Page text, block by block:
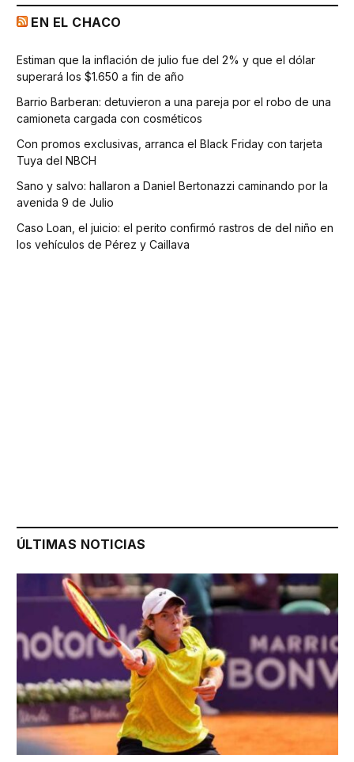
EN EL CHACO
Estiman que la inflación de julio fue del 2% y que el dólar
superará los $1.650 a fin de año
Barrio Barberan: detuvieron a una pareja por el robo de una
camioneta cargada con cosméticos
Con promos exclusivas, arranca el Black Friday con tarjeta
Tuya del NBCH
Sano y salvo: hallaron a Daniel Bertonazzi caminando por la
avenida 9 de Julio
Caso Loan, el juicio: el perito confirmó rastros de del niño en
los vehículos de Pérez y Caillava
ÚLTIMAS NOTICIAS